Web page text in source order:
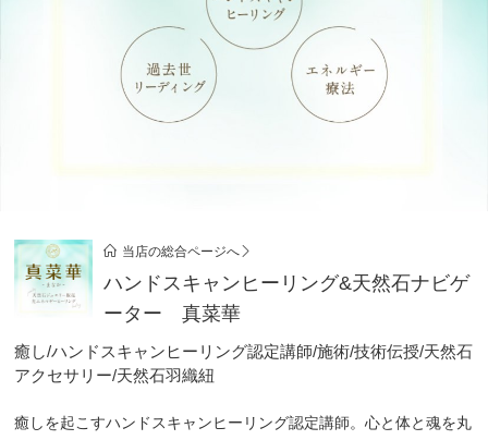
当店の総合ページへ
ハンドスキャンヒーリング&天然石ナビゲ
ーター 真菜華
癒し/ハンドスキャンヒーリング認定講師/施術/技術伝授/天然石
アクセサリー/天然石羽織紐
癒しを起こすハンドスキャンヒーリング認定講師。心と体と魂を丸